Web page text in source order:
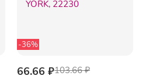
-36%
66.66 ₽103.66 ₽